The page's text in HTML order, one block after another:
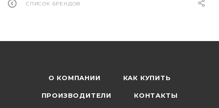
СПИСОК БРЕНДОВ
О КОМПАНИИ КАК КУПИТЬ
ПРОИЗВОДИТЕЛИ КОНТАКТЫ